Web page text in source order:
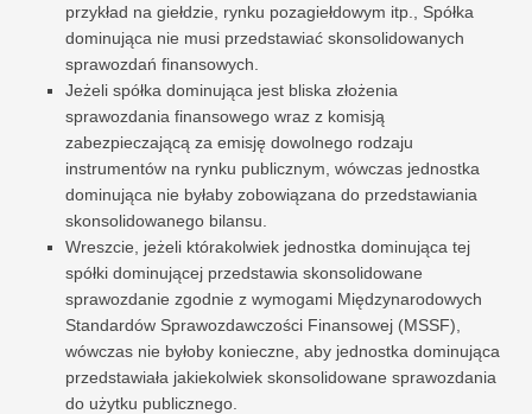
przykład na giełdzie, rynku pozagiełdowym itp., Spółka
dominująca nie musi przedstawiać skonsolidowanych
sprawozdań finansowych.
Jeżeli spółka dominująca jest bliska złożenia
sprawozdania finansowego wraz z komisją
zabezpieczającą za emisję dowolnego rodzaju
instrumentów na rynku publicznym, wówczas jednostka
dominująca nie byłaby zobowiązana do przedstawiania
skonsolidowanego bilansu.
Wreszcie, jeżeli którakolwiek jednostka dominująca tej
spółki dominującej przedstawia skonsolidowane
sprawozdanie zgodnie z wymogami Międzynarodowych
Standardów Sprawozdawczości Finansowej (MSSF),
wówczas nie byłoby konieczne, aby jednostka dominująca
przedstawiała jakiekolwiek skonsolidowane sprawozdania
do użytku publicznego.